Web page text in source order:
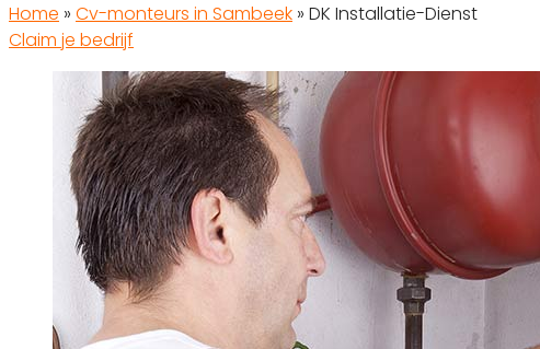
Home » Cv-monteurs in Sambeek » DK Installatie-Dienst
Claim je bedrijf